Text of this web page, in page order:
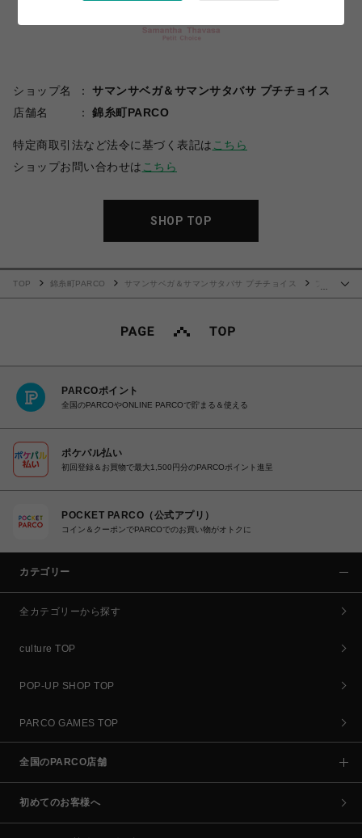
ショップ名
サマンサベガ＆サマンサタバサ プチチョイス
店舗名
錦糸町PARCO
特定商取引法など法令に基づく表記は こちら
ショップお問い合わせは こちら
SHOP TOP
TOP 錦糸町PARCO サマンサベガ＆サマンサタバサ プチチョイス
PARCOポイント
全国のPARCOやONLINE PARCOで貯まる＆使える
ポケパル払い
初回登録＆お買物で最大1,500円分のPARCOポイント進呈
POCKET PARCO（公式アプリ）
コイン＆クーポンでPARCOでのお買い物がオトクに
カテゴリー
全カテゴリーから探す
culture TOP
POP-UP SHOP TOP
PARCO GAMES TOP
全国のPARCO店舗
初めてのお客様へ